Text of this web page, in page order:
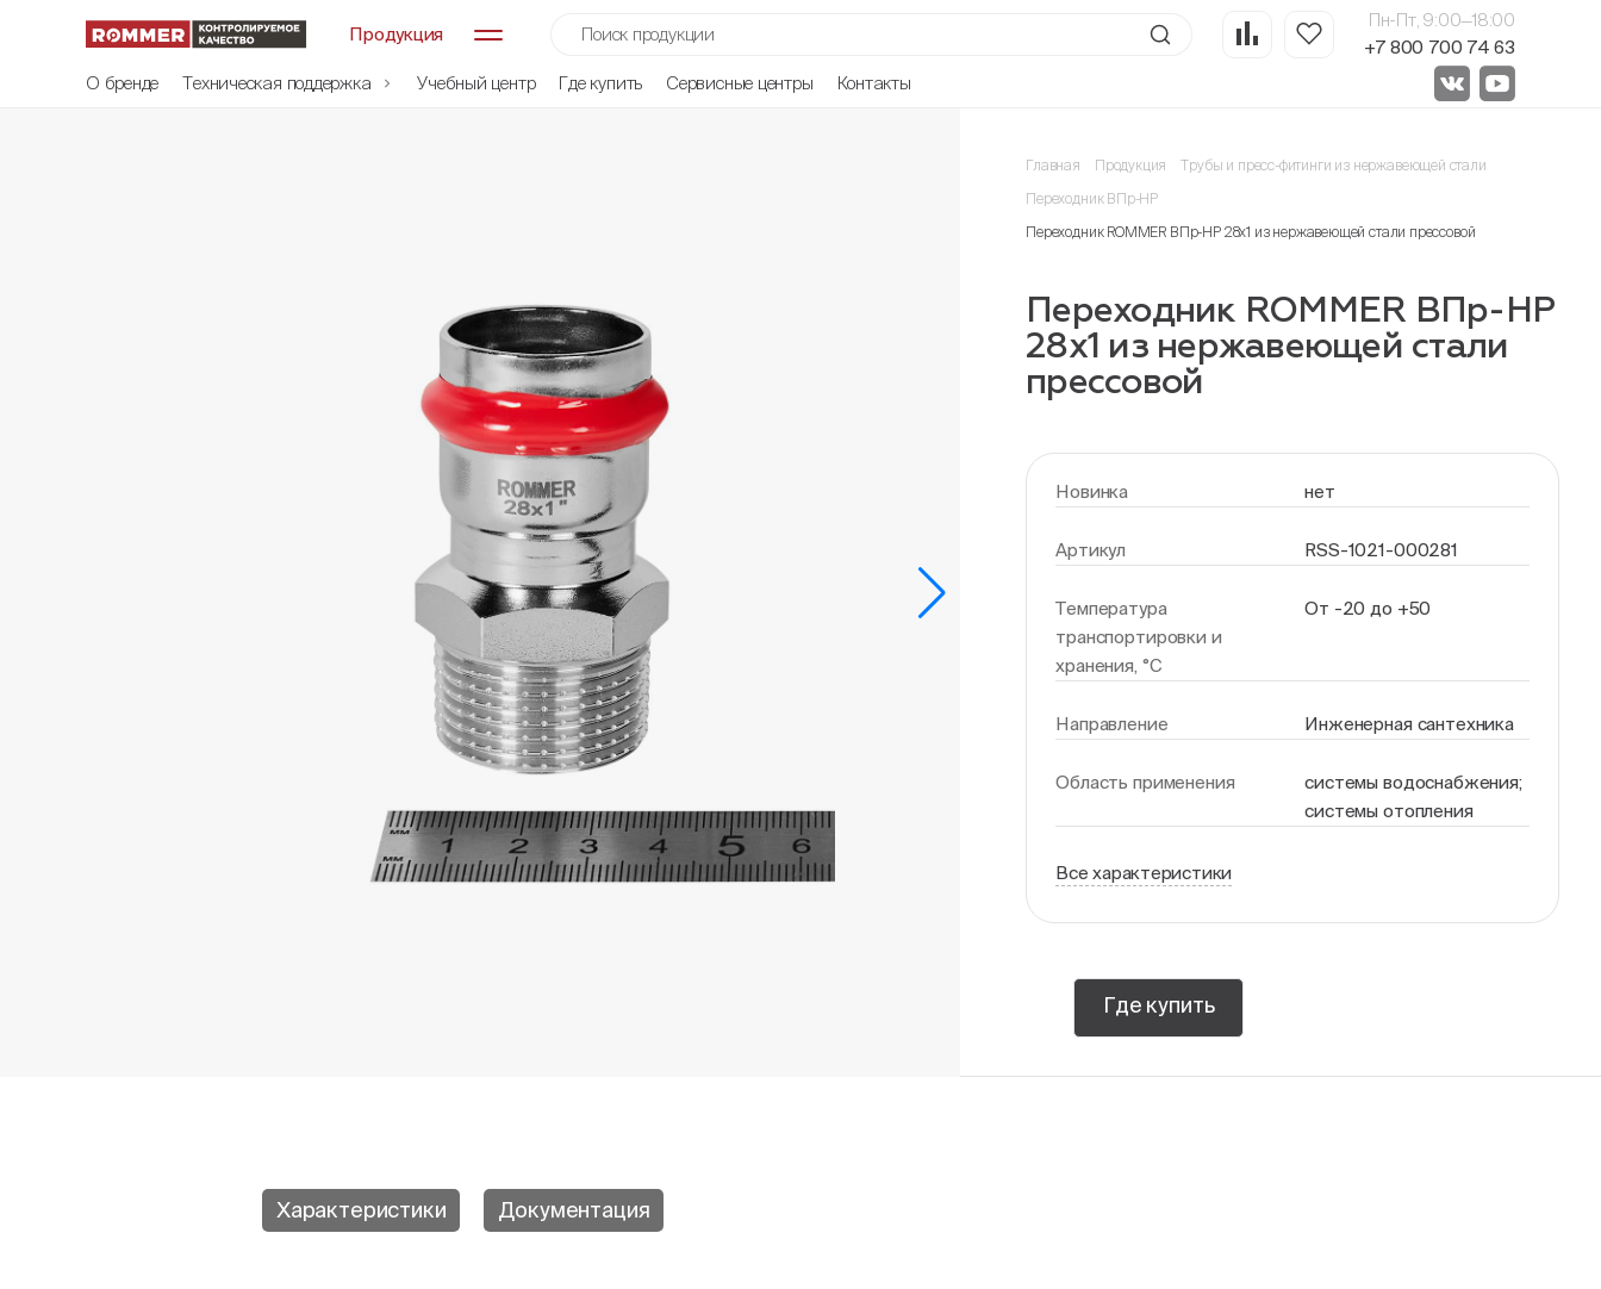
Продукция
Пн-Пт, 9:00—18:00
+7 800 700 74 63
О бренде
Техническая поддержка Учебный центр Где купить Сервисные центры Контакты
Главная Продукция Трубы и пресс-фитинги из нержавеющей стали
Переходник ВПр-НР
Переходник ROMMER ВПр-НР 28х1 из нержавеющей стали прессовой
Переходник ROMMER ВПр-НР
28х1 из нержавеющей стали
прессовой
Новинка нет
Артикул RSS-1021-000281
Температура
транспортировки и
хранения, °С
От -20 до +50
Направление Инженерная сантехника
Область применения
системы водоснабжения;
системы отопления
Все характеристики
Где купить
Характеристики Документация